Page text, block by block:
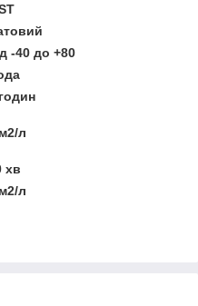
-40 до +80
л
хв
л